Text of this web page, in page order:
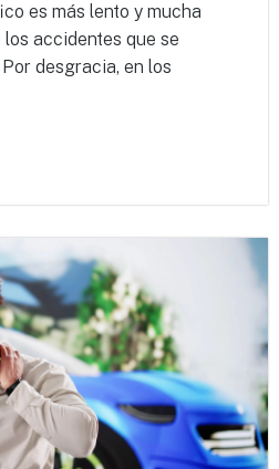
es más lento y mucha
accidentes que se
desgracia, en los